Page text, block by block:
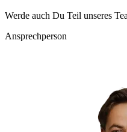
Werde auch Du Teil unseres
Ansprechperson